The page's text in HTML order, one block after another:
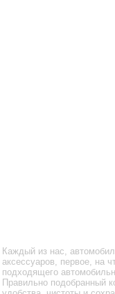
Каждый из нас,
аксессуаров, первое, на
подходящего
Правильно подобранный